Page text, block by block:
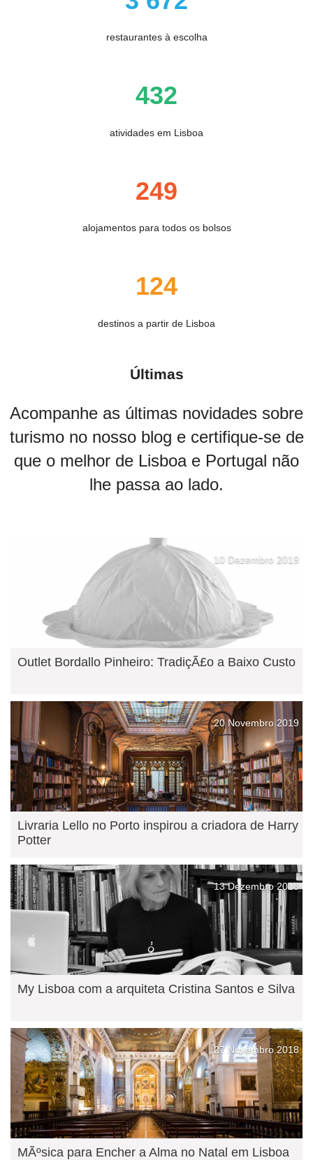
restaurantes à escolha
432
atividades em Lisboa
249
alojamentos para todos os bolsos
124
destinos a partir de Lisboa
Últimas
Acompanhe as últimas novidades sobre
turismo no nosso blog e certifique-se de
que o melhor de Lisboa e Portugal não
lhe passa ao lado.
10 Dezembro 2019
Outlet Bordallo Pinheiro: TradiçÃ£o a Baixo Custo
20 Novembro 2019
Livraria Lello no Porto inspirou a criadora de Harry
Potter
13 Dezembro 2018
My Lisboa com a arquiteta Cristina Santos e Silva
27 Novembro 2018
MÃºsica para Encher a Alma no Natal em Lisboa